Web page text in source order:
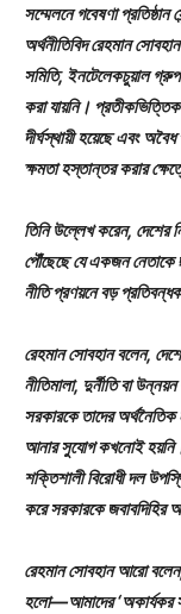
সম্মেলনে গবেষণা প্রতিষ্ঠান
অর্থনীতিবিদ রেহমান
সমিতি, ইনটেলেকচুয়াল
করা যায়নি।
দীর্ঘস্থায়ী হয়েছে এবং
ক্ষমতা হস্তান্তর করার
তিনি উল্লেখ করেন, দেশের
পৌঁছেছে যে একজন নেতাকে
নীতি প্রণয়নে বড়
রেহমান সোবহান বলেন,
নীতিমালা, দুর্নীতি বা
সরকারকে তাদের অর্থনৈতিক
আনার সুযোগ কখনোই
শক্তিশালী বিরোধী দল
করে সরকারকে
রেহমান সোবহান আরো
হলো—আমাদের ‘অকার্যকর